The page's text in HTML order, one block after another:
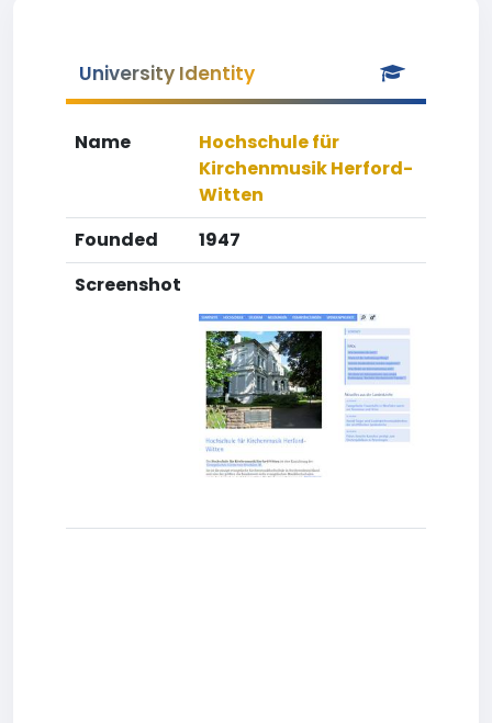
University Identity
Name
Hochschule für
Kirchenmusik Herford-
Witten
Founded
1947
Screenshot